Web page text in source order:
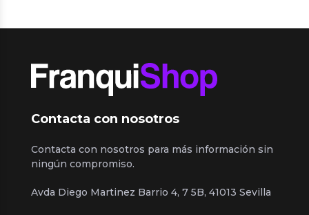
Contacta con nosotros
Contacta con nosotros para más información sin
ningún compromiso.
Avda Diego Martinez Barrio 4, 7 5B, 41013 Sevilla